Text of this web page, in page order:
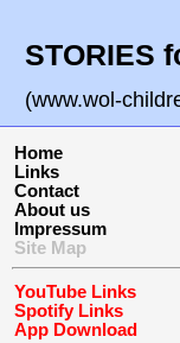
STORIES
(www.wol-
Home
Links
Contact
About us
Impressum
Site Map
YouTube Links
Spotify Links
App Download